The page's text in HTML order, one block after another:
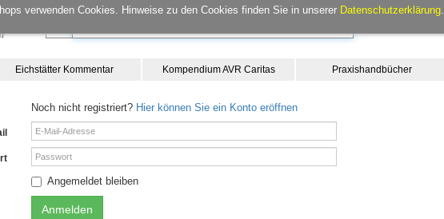
verwenden Cookies. Hinweise zu den Cookies finden Sie in unserer Datenschutzerklärung.
Eichstätter Kommentar Kompendium AVR Caritas Praxishandbücher
Noch nicht registriert? Hier können Sie ein Konto eröffnen
Angemeldet bleiben
Anmelden